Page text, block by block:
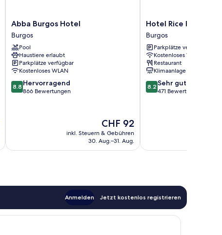
Abba
Burgos
Hotel
Burgos
Abba Burgos Hotel
Burgos
Pool
Haustiere erlaubt
Parkplätze verfügbar
Kostenloses WLAN
8.8
von
8.8 Hervorragend
866 Bewertungen
Der
Preis
beträgt
CHF 92
inkl. Steuern & Gebühren
30. Aug.–31. Aug.
Hotel
Rice
Reyes
Católicos
Burgos
Hotel Rice Reyes
Burgos
Parkplätze verfügbar
Kostenloses WLAN
Restaurant
Klimaanlage
8.2
von
8.2 Sehr gut
471 Bewertungen
Anmelden Jetzt kostenlos registrieren